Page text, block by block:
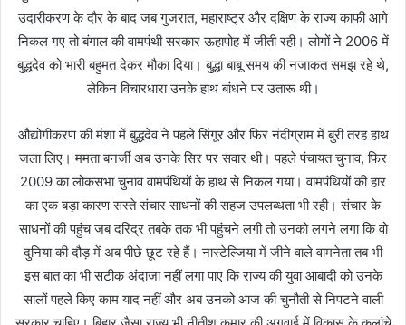
उदारीकरण के दौर के बाद जब गुजरात, महाराष्ट्र और दक्षिण के राज्य काफी आगे
निकल गए तो बंगाल की वामपंथी सरकार ऊहापोह में जीती रही। लोगों ने 2006 में
बुद्धदेव को भारी बहुमत देकर मौका दिया। बुद्धा बाबू समय की नजाकत समझ रहे थे,
लेकिन विचारधारा उनके हाथ बांधने पर उतारू थी।
औद्योगीकरण की मंशा में बुद्धदेव ने पहले सिंगूर और फिर नंदीग्राम में बुरी तरह हाथ
जला लिए। ममता बनर्जी अब उनके सिर पर सवार थी। पहले पंचायत चुनाव, फिर
2009 का लोकसभा चुनाव वामपंथियों के हाथ से निकल गया। वामपंथियों की हार
का एक बड़ा कारण सस्ते संचार साधनों की सहज उपलब्धता भी रही। संचार के
साधनों की पहुंच जब दरिद्र तबके तक भी पहुंचने लगी तो उनको लगने लगा कि वो
दुनिया की दौड़ में अब पीछे छूट रहे हैं। नास्टेल्जिया में जीने वाले वामनेता तब भी
इस बात का भी सटीक अंदाजा नहीं लगा पाए कि राज्य की युवा आबादी को उनके
सालों पहले किए काम याद नहीं और अब उनको आज की चुनौती से निपटने वाली